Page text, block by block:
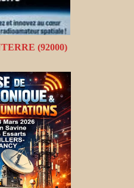
(92000)